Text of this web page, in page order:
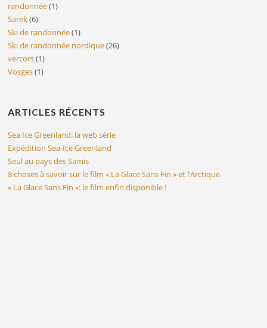
randonnée(1)
Sarek(6)
Ski de randonnée(1)
Ski de randonnée nordique(26)
vercors(1)
Vosges(1)
ARTICLES RÉCENTS
Sea Ice Greenland: la web série
Expédition Sea-Ice Greenland
Seul au pays des Samis
8 choses à savoir sur le film « La Glace Sans Fin » et l’Arctique
« La Glace Sans Fin »: le film enfin disponible !